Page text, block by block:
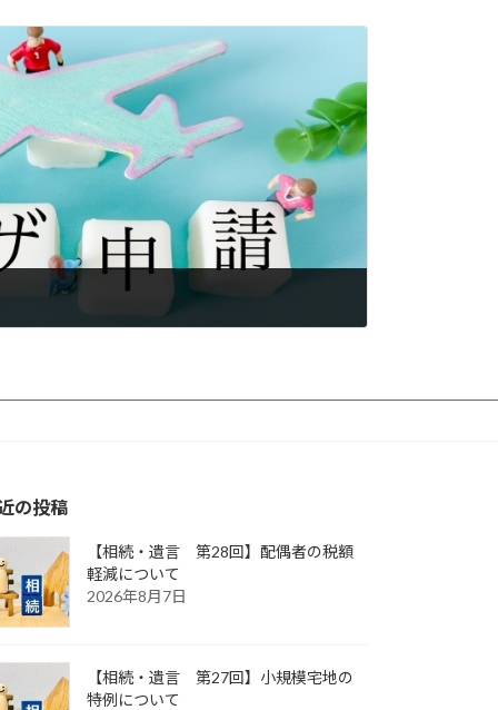
の投稿
【相続・遺言 第28回】配偶者の税額
軽減について
2026年8月7日
【相続・遺言 第27回】小規模宅地の
特例について